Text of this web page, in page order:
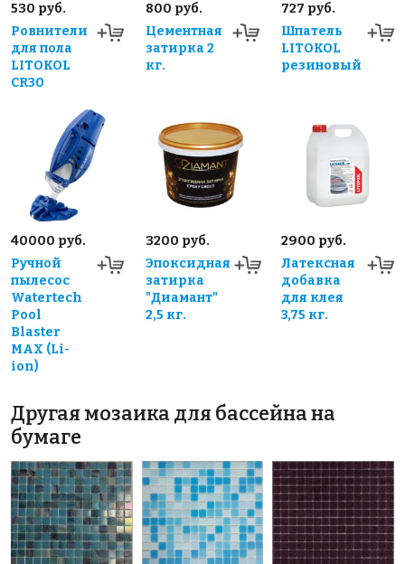
530 руб.
Ровнители
для пола
LITOKOL
CR30
800 руб.
Цементная
затирка 2
кг.
727 руб.
Шпатель
LITOKOL
резиновый
40000 руб.
Ручной
пылесос
Watertech
Pool
Blaster
MAX (Li-
ion)
3200 руб.
Эпоксидная
затирка
"Диамант"
2,5 кг.
2900 руб.
Латексная
добавка
для клея
3,75 кг.
Другая мозаика для бассейна на
бумаге